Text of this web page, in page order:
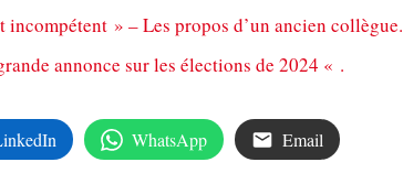
» – Les propos d’un ancien collègue.
annonce sur les élections de 2024 « .
WhatsApp Email